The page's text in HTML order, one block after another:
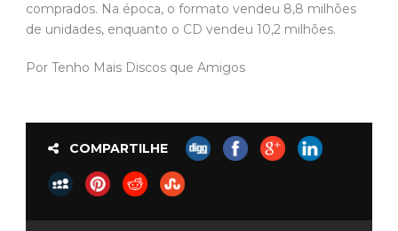
comprados. Na época, o formato vendeu 8,8 milhões
de unidades, enquanto o CD vendeu 10,2 milhões.
Por Tenho Mais Discos que Amigos
COMPARTILHE